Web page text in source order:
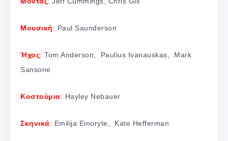
Μουσική: Paul Saunderson
Ήχος: Tom Anderson, Paulius Ivanauskas, Mark
Sansone
Κοστούμια: Hayley Nebauer
Σκηνικά: Emilija Einoryte, Kate Hefferman